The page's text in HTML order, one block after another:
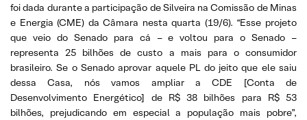
foi dada durante a participação de Silveira na Comissão de Minas
e Energia (CME) da Câmara nesta quarta (19/6). “Esse projeto
que veio do Senado para cá – e voltou para o Senado –
representa 25 bilhões de custo a mais para o consumidor
brasileiro. Se o Senado aprovar aquele PL do jeito que ele saiu
dessa Casa, nós vamos ampliar a CDE [Conta de
Desenvolvimento Energético] de R$ 38 bilhões para R$ 53
bilhões, prejudicando em especial a população mais pobre”,